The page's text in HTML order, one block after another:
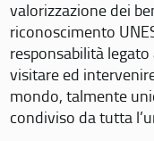
valorizzazione dei
riconoscimento
responsabilità
visitare ed
mondo, talmente
condiviso da tutta